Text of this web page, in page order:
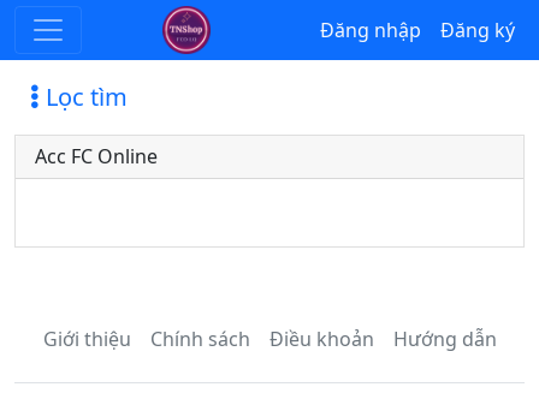
Đăng nhập Đăng ký
Lọc tìm
Acc FC Online
Giới thiệu Chính sách Điều khoản Hướng dẫn